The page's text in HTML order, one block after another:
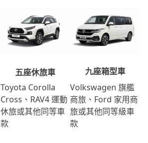
五座休旅車
Toyota Corolla
Cross、RAV4 運動
休旅或其他同等車
款
九座箱型車
Volkswagen 旗艦
商旅、Ford 家用商
旅或其他同等級車
款